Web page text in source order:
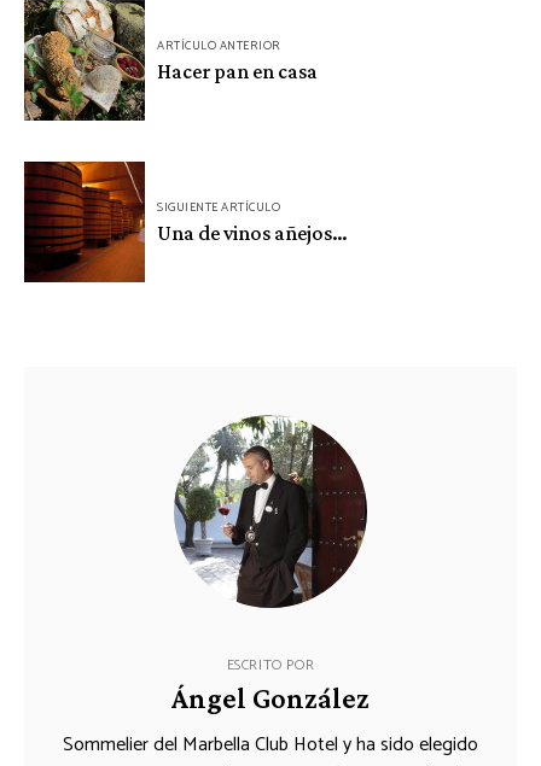
Navegación
de
entradas
ARTÍCULO ANTERIOR
Hacer pan en casa
SIGUIENTE ARTÍCULO
Una de vinos añejos…
ESCRITO POR
Ángel González
Sommelier del Marbella Club Hotel y ha sido elegido